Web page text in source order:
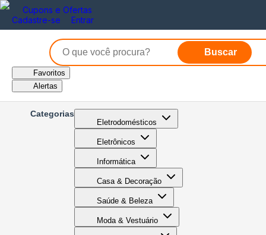
Cupons e Ofertas
Cadastre-se
Entrar
Buscar
Favoritos
Alertas
Categorias
Eletrodomésticos
Eletrônicos
Informática
Casa & Decoração
Saúde & Beleza
Moda & Vestuário